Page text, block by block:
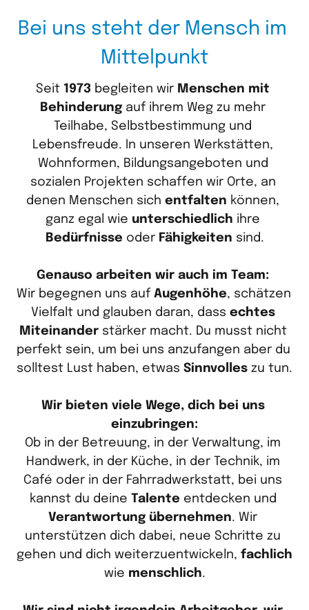
Bei uns steht der Mensch
Mittelpunkt
Seit 1973 begleiten wir Menschen mit
Behinderung auf ihrem Weg zu mehr
Teilhabe, Selbstbestimmung und
Lebensfreude. In unseren Werkstätten,
Wohnformen, Bildungsangeboten und
sozialen Projekten schaffen wir Orte, an
denen Menschen sich entfalten können,
ganz egal wie unterschiedlich
Bedürfnisse oder Fähigkeiten sind.
Wir begegnen uns auf Augenhöhe, schätzen
Vielfalt und glauben daran, dass echtes
Miteinander stärker macht. Du musst nicht
perfekt sein, um bei uns anzufangen aber du
solltest Lust haben, etwas Sinnvolles zu tun.
Wir bieten viele Wege, dich bei uns
Ob in der Betreuung, in der Verwaltung, im
Handwerk, in der Küche, in der Technik, im
Café oder in der Fahrradwerkstatt, bei uns
kannst du deine Talente
Verantwortung übernehmen. Wir
unterstützen dich dabei, neue Schritte zu
gehen und dich weiterzuentwickeln, fachlich
wie menschlich.